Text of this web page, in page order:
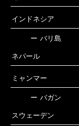
インドネシア
ー バリ島
ネパール
ミャンマー
ー バガン
スウェーデン